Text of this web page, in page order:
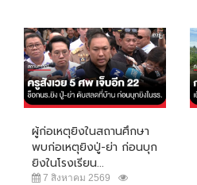
ผู้ก่อเหตุยิงในสถานศึกษา
พบก่อเหตุยิงปู่-ย่า ก่อนบุก
ยิงในโรงเรียน...
7 สิงหาคม 2569